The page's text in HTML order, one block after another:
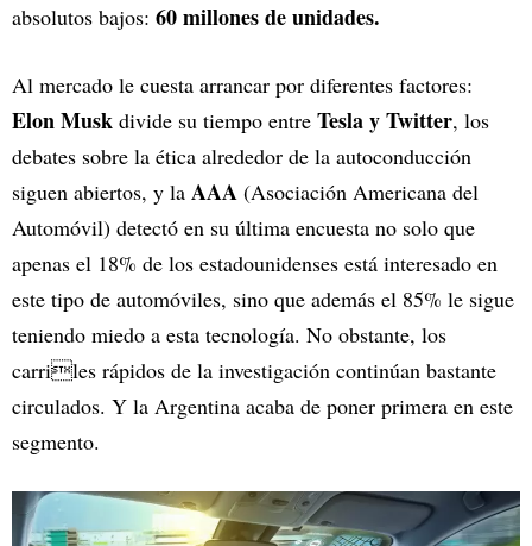
absolutos bajos: 60 millones de unidades.
Al mercado le cuesta arrancar por diferentes factores:
Elon Musk divide su tiempo entre Tesla y Twitter, los
debates sobre la ética alrededor de la autoconducción
siguen abiertos, y la AAA (Asociación Americana del
Automóvil) detectó en su última encuesta no solo que
apenas el 18% de los estadounidenses está interesado en
este tipo de automóviles, sino que además el 85% le sigue
teniendo miedo a esta tecnología. No obstante, los
carriles rápidos de la investigación continúan bastante
circulados. Y la Argentina acaba de poner primera en este
segmento.